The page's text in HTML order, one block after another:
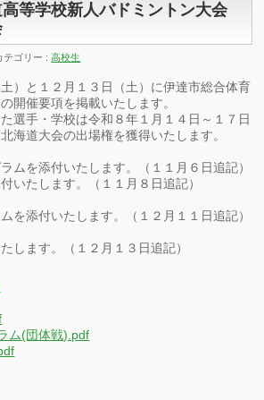
等学校新人バドミントン大会
テゴリー :高校生
）と１２月１３日（土）に伊達市総合体育
開催要項を掲載いたします。
選手・学校は令和８年１月１４日～１７日
海道大会の出場権を獲得いたします。
ムを添付いたします。（１１月６日追記）
いたします。（１１月８日追記）
を添付いたします。（１２月１１日追記）
します。（１２月１３日追記）
ム(団体戦).pdf